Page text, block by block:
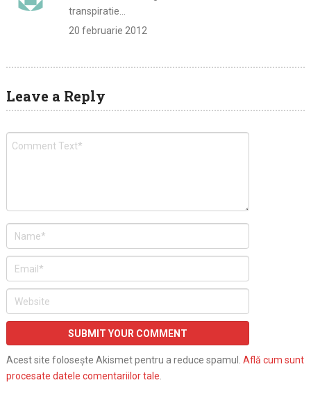
transpiratie…
20 februarie 2012
Leave a Reply
Acest site folosește Akismet pentru a reduce spamul. Află cum sunt
procesate datele comentariilor tale